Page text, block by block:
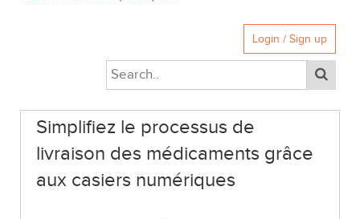
Login / Sign up
Simplifiez le processus de
livraison des médicaments grâce
aux casiers numériques